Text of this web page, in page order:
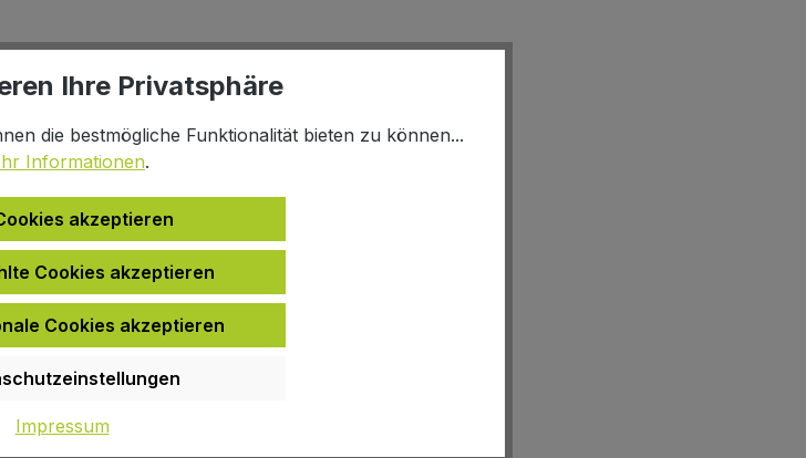
Ihre Privatsphäre
die bestmögliche Funktionalität bieten zu können...
Informationen.
akzeptieren
Cookies akzeptieren
Cookies akzeptieren
Impressum